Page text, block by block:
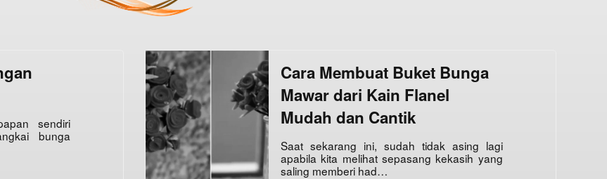
sendiri
bunga
Cara Membuat Buket Bunga
Mawar dari Kain Flanel
Mudah dan Cantik
Saat sekarang ini, sudah tidak asing lagi
apabila kita melihat sepasang kekasih yang
saling memberi had…